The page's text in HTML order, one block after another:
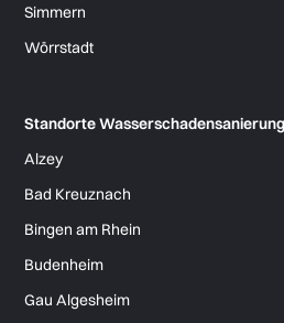
Simmern
Wörrstadt
Standorte Wasserschadensanierung
Alzey
Bad Kreuznach
Bingen am Rhein
Budenheim
Gau Algesheim